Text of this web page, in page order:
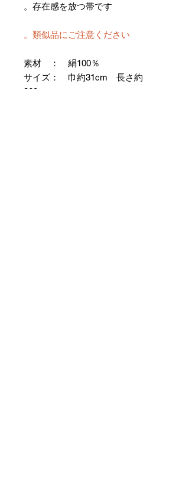
存在感を放つ帯です。
類似品にご注意ください。
素材 ： 絹100％
サイズ： 巾約31cm 長さ約
368cm